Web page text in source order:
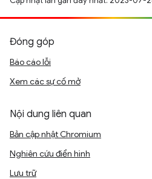
Đóng góp
Báo cáo lỗi
Xem các sự cố mở
Nội dung liên quan
Bản cập nhật Chromium
Nghiên cứu điển hình
Lưu trữ